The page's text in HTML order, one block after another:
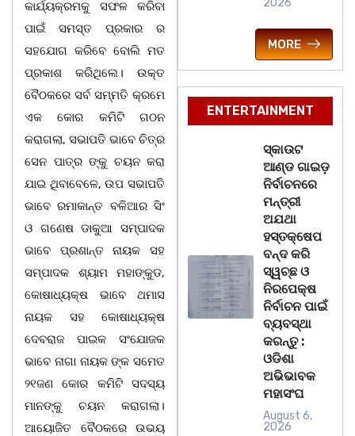
କାର୍ଯ୍ୟକ୍ରମକୁ ସଫଳ କରିବା
ପାଇଁ ସମସ୍ତ ପ୍ରକାର ର
ସହଯୋଗ କରିବେ ବୋଲି ମତ
ପ୍ରକାଶ କରିଥିଲେ। ଉକ୍ତ
ବୈଠକରେ ସର୍ବ ସମ୍ମତି କ୍ରମେ
ଏକ କୋର କମିଟି ଗଠନ
କରାଗଲା, ସଭାପତି ଭାବେ ଚିତ୍ର
ସେନ ପାତ୍ର ଙ୍କୁ ଚୟନ କରା
ଯାଇ ଥିବାବେଳେ, ଉପ ସଭାପତି
ଭାବେ ରମାକାନ୍ତ ବଳିଆର ସିଂ
ଓ ଗଣେଷ ଡାକୁଆ ସମ୍ପାଦକ
ଭାବେ ପ୍ରଶାନ୍ତ ନାୟକ ସହ
ସମ୍ପାଦକ ଶ୍ୟାମ ମହାଙ୍କୁଡ,
କୋଷାଧ୍ୟକ୍ଷ ଭାବେ ଥମାସ
ନାୟକ ସହ କୋଷାଧ୍ୟକ୍ଷ
ଦେବରାଜ ପାଇକ ସଂଯୋଜକ
ଭାବେ ନାଗା ନାୟକ ଙ୍କ ସମେତ
୨୧ଜଣ କୋର କମିଟି ସଦସ୍ୟ
ମାନଙ୍କୁ ଚୟନ କରାଗଲା।
ଆୟୋଜିତ ବୈଠକରେ ଉଭୟ
2026
MORE
ENTERTAINMENT
ସ୍କାଉଟ
ଆଣ୍ଡ ଗାଇଡ଼
ନିର୍ବାଚନରେ
ମନ୍ତ୍ରୀ
ଅଯଥା
ହସ୍ତକ୍ଷେପ
ବନ୍ଦ କରି
ସ୍ୱଚ୍ଛ ଓ
ନିରପେକ୍ଷ
ନିର୍ବାଚନ ପାଇଁ
ବ୍ୟବସ୍ଥା
କରନ୍ତୁ :
ଓଡିଶା
ଅଭିଭାବକ
ମହାସଂଘ
August 6,
2026